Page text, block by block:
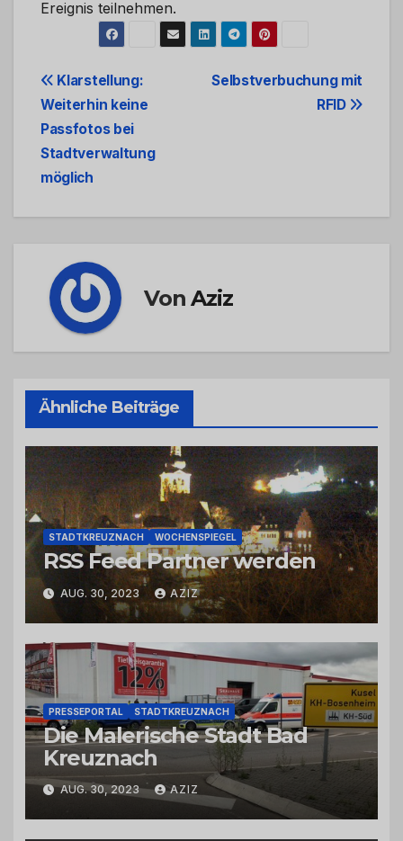
Ereignis teilnehmen.
Beitrags-
Navigation
Selbstverbuchung mit
RFID
Klarstellung:
Weiterhin keine
Passfotos bei
Stadtverwaltung
möglich
VonAziz
Ähnliche Beiträge
STADTKREUZNACH WOCHENSPIEGEL
RSS Feed Partner werden
AUG. 30, 2023 AZIZ
PRESSEPORTAL STADTKREUZNACH
Die Malerische Stadt Bad
Kreuznach
AUG. 30, 2023 AZIZ